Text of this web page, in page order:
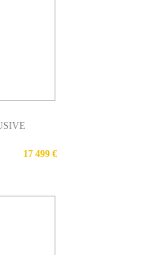
17 499 €